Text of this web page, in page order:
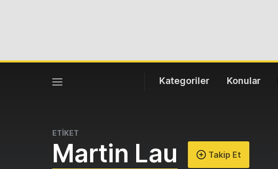
Kategoriler Konular
ETİKET
Martin Lau Takip Et